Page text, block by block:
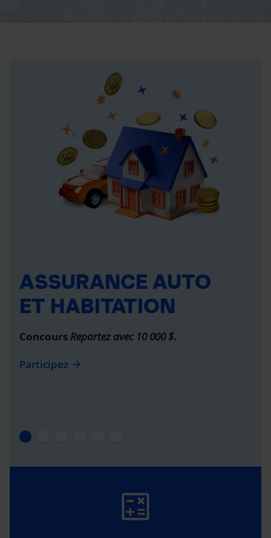
ASSURANCE AUTO
ET HABITATION
Concours Repartez avec 10 000 $.
Participez